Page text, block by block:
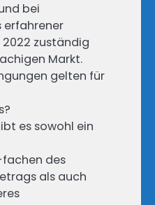
bei
erfahrener
zuständig
Markt.
gelten für
es sowohl ein
fachen des
als auch